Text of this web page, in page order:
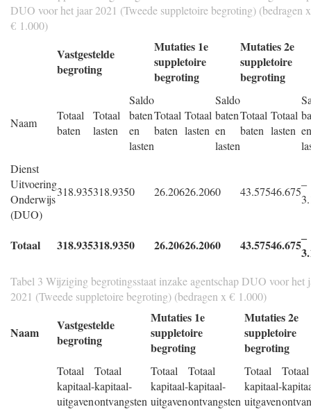
DUO voor het jaar 2021 (Tweede suppletoire begroting) (bedragen x
€ 1.000)
Vastgestelde
begroting
Mutaties 1e
suppletoire
begroting
Mutaties 2e
suppletoire
begroting
Naam
Totaal
baten
Totaal
lasten
Saldo
baten
en
lasten
Totaal
baten
Totaal
lasten
Saldo
baten
en
lasten
Totaal
baten
Totaal
lasten en
Dienst
Uitvoering
Onderwijs
(DUO)
318.935318.9350 26.20626.2060 43.57546.675
‒
Totaal 318.935318.9350 26.20626.2060 43.57546.675‒
Tabel 3 Wijziging begrotingsstaat inzake agentschap DUO voor het
2021 (Tweede suppletoire begroting) (bedragen x € 1.000)
Naam
Vastgestelde
begroting
Mutaties 1e
suppletoire
begroting
Mutaties 2e
suppletoire
begroting
Totaal
kapitaal-
uitgaven
Totaal
kapitaal-
ontvangsten
Totaal
kapitaal-
uitgaven
Totaal
kapitaal-
ontvangsten
Totaal
kapitaal-
uitgaven
Totaal